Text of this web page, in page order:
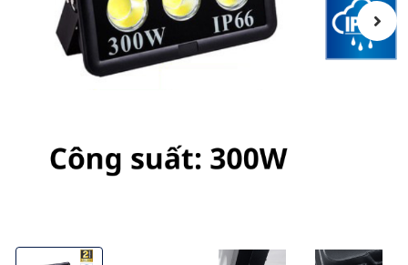
[300W] Đèn Pha LED Điện 300W Chống Chói, Ánh Sáng Trắng
[300W] Đèn Pha LED Điện 300W Chống Chói,
[300W] Đèn Pha LED Điện
[300W] Đèn